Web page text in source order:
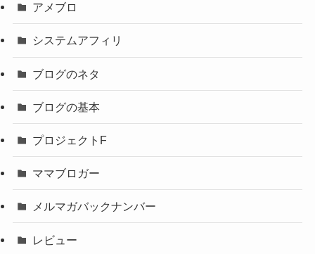
アメブロ
システムアフィリ
ブログのネタ
ブログの基本
プロジェクトF
ママブロガー
メルマガバックナンバー
レビュー